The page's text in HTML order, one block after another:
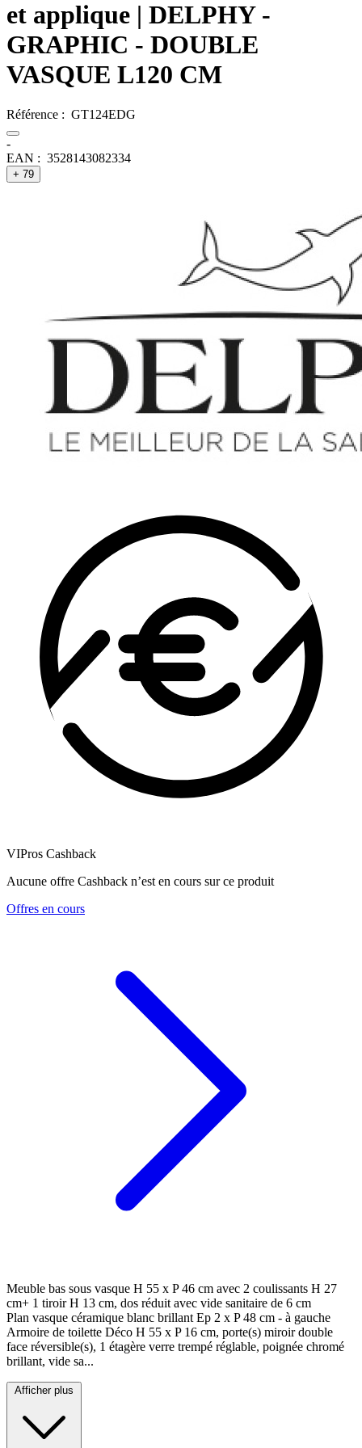
et applique | DELPHY -
GRAPHIC - DOUBLE
VASQUE L120 CM
Référence : GT124EDG
-
EAN : 3528143082334
+ 79
VIPros Cashback
Aucune offre Cashback n’est en cours sur ce produit
Offres en cours
Meuble bas sous vasque H 55 x P 46 cm avec 2 coulissants H 27
cm+ 1 tiroir H 13 cm, dos réduit avec vide sanitaire de 6 cm
Plan vasque céramique blanc brillant Ep 2 x P 48 cm - à gauche
Armoire de toilette Déco H 55 x P 16 cm, porte(s) miroir double
face réversible(s), 1 étagère verre trempé réglable, poignée chromé
brillant, vide sa...
Afficher plus